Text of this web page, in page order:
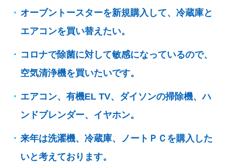
オーブントースターを新規購入して、冷蔵庫と
エアコンを買い替えたい。
コロナで除菌に対して敏感になっているので、
空気清浄機を買いたいです。
エアコン、有機EL TV、ダイソンの掃除機、ハ
ンドブレンダー、イヤホン。
来年は洗濯機、冷蔵庫、ノートＰＣを購入した
いと考えております。